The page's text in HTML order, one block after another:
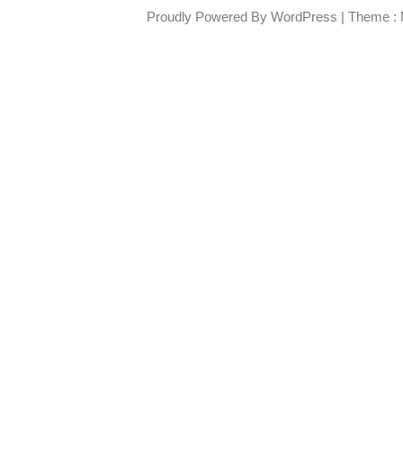
Proudly Powered By WordPress | Theme :